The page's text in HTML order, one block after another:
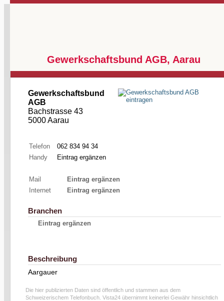
Gewerkschaftsbund AGB, Aarau
Gewerkschaftsbund
AGB
Bachstrasse 43
5000 Aarau
Telefon
062 834 94 34
Handy
Eintrag ergänzen
Mail
Eintrag ergänzen
Internet
Eintrag ergänzen
Branchen
Eintrag ergänzen
Beschreibung
Aargauer
Die hier publizierten Daten sind öffentlich und stammen aus dem
Schweizerischem Telefonbuch. Vista24 übernimmt keinerlei Gewähr hinsichtlich